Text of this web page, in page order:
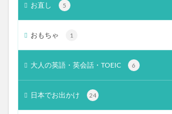
お直し 5
おもちゃ 1
大人の英語・英会話・TOEIC 6
日本でお出かけ 24